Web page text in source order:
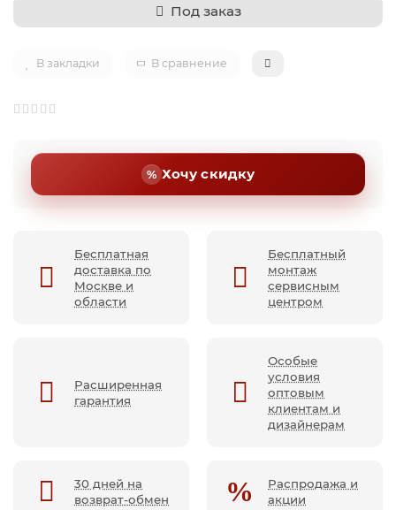
Под заказ
В закладки В сравнение
Хочу скидку
Бесплатная
доставка по
Москве и
области
Бесплатный
монтаж
сервисным
центром
Расширенная
гарантия
Особые
условия
оптовым
клиентам и
дизайнерам
30 дней на
возврат-обмен
Распродажа и
акции